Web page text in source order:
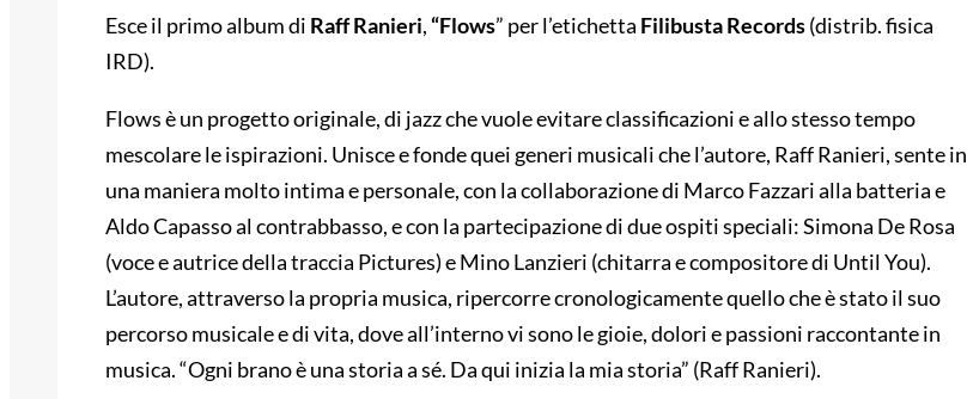
Esce il primo album di Raff Ranieri, “Flows” per l’etichetta Filibusta Records(distrib. fisica
IRD).
Flows è un progetto originale, di jazz che vuole evitare classificazioni e allo stesso tempo
mescolare le ispirazioni. Unisce e fonde quei generi musicali che l’autore, Raff Ranieri, sente in
una maniera molto intima e personale, con la collaborazione di Marco Fazzari alla batteria e
Aldo Capasso al contrabbasso, e con la partecipazione di due ospiti speciali: Simona De Rosa
(voce e autrice della traccia Pictures) e Mino Lanzieri (chitarra e compositore di Until You).
L’autore, attraverso la propria musica, ripercorre cronologicamente quello che è stato il suo
percorso musicale e di vita, dove all’interno vi sono le gioie, dolori e passioni raccontante in
musica. “Ogni brano è una storia a sé. Da qui inizia la mia storia” (Raff Ranieri).